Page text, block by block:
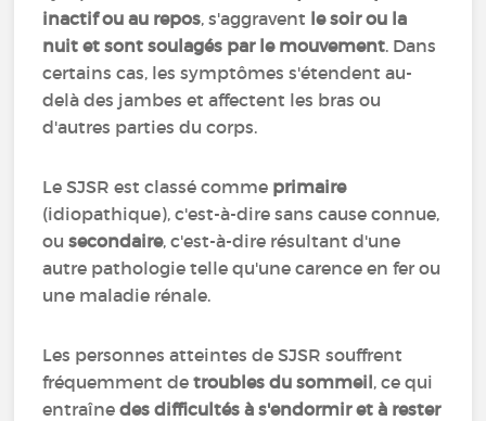
inactif ou au repos, s'aggravent le soir ou la
nuit et sont soulagés par le mouvement. Dans
certains cas, les symptômes s'étendent au-
delà des jambes et affectent les bras ou
d'autres parties du corps.
Le SJSR est classé comme primaire
(idiopathique), c'est-à-dire sans cause connue,
ousecondaire, c'est-à-dire résultant d'une
autre pathologie telle qu'une carence en fer ou
une maladie rénale.
Les personnes atteintes de SJSR souffrent
fréquemment detroubles du sommeil, ce qui
entraînedes difficultés à s'endormir et à rester